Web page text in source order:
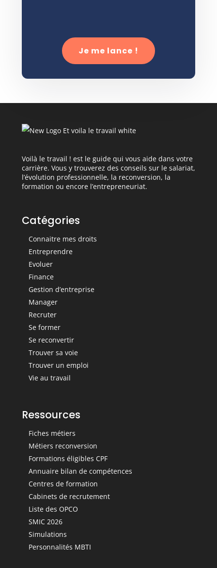
Je me lance !
Voilà le travail ! est le guide qui vous aide dans votre
carrière. Vous y trouverez des conseils sur le salariat,
l’évolution professionnelle, la reconversion, la
formation ou encore l’entrepreneuriat.
Catégories
Connaitre mes droits
Entreprendre
Evoluer
Finance
Gestion d’entreprise
Manager
Recruter
Se former
Se reconvertir
Trouver sa voie
Trouver un emploi
Vie au travail
Ressources
Fiches métiers
Métiers reconversion
Formations éligibles CPF
Annuaire bilan de compétences
Centres de formation
Cabinets de recrutement
Liste des OPCO
SMIC 2026
Simulations
Personnalités MBTI